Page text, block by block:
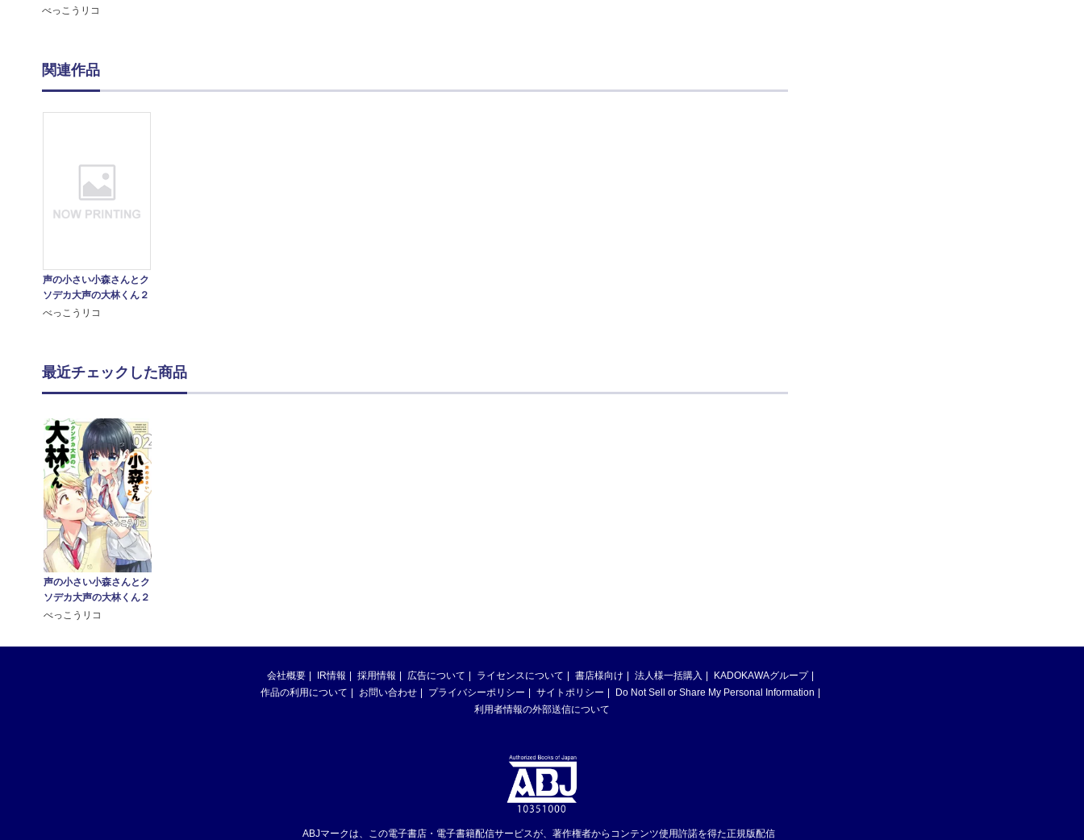
べっこうリコ
関連作品
声の小さい小森さんとク
ソデカ大声の大林くん２
べっこうリコ
最近チェックした商品
声の小さい小森さんとク
ソデカ大声の大林くん２
べっこうリコ
会社概要 IR情報 採用情報 広告について ライセンスについて 書店様向け 法人様一括購入
KADOKAWAグループ
作品の利用について
お問い合わせ プライバシーポリシー サイトポリシー
Do Not Sell or Share My Personal Information
利用者情報の外部送信について
ABJマークは、この電子書店・電子書籍配信サービスが、著作権者からコンテンツ使用許諾を得た正規版配信